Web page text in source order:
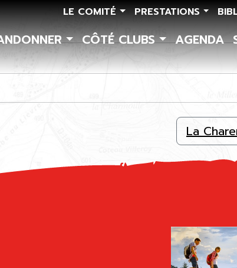
LE COMITÉ PRESTATIONS
CÔTÉ CLUBS AGENDA
La